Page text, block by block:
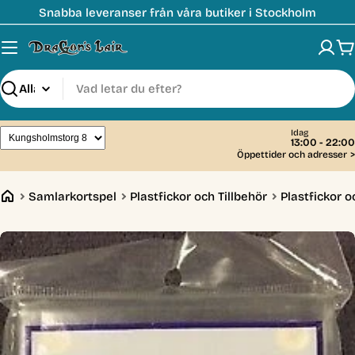
till
innehåll
Snabba leveranser från våra butiker i Stockholm
Sök
Idag
13:00 - 22:00
Öppettider och adresser >
Samlarkortspel Plastfickor och Tillbehör Plastfickor